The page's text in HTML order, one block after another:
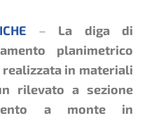
– La diga di
planimetrico
in materiali
rilevato a sezione
a monte in